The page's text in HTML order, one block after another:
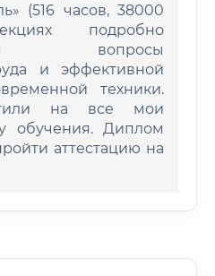
(516 часов, 38000
подробно
вопросы
и эффективной
техники.
на все мои
обучения. Диплом
аттестацию на